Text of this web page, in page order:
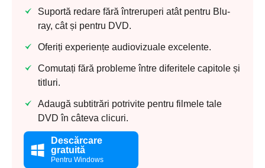
Suportă redare fără întreruperi atât pentru Blu-
ray, cât și pentru DVD.
Oferiți experiențe audiovizuale excelente.
Comutați fără probleme între diferitele capitole și
titluri.
Adaugă subtitrări potrivite pentru filmele tale
DVD în câteva clicuri.
Descărcare
gratuită
Pentru Windows